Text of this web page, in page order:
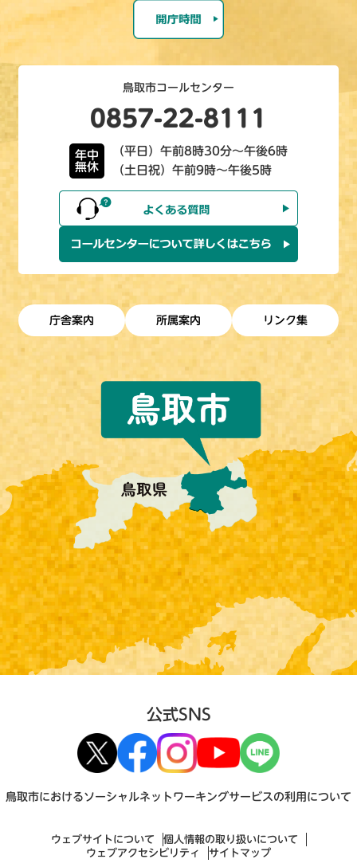
鳥取市コールセンター
0857-22-8111
年中
無休
（平日）午前8時30分～午後6時
（土日祝）午前9時～午後5時
庁舎案内 所属案内 リンク集
公式SNS
鳥取市におけるソーシャルネットワーキングサービスの利用について
ウェブサイトについて
個人情報の取り扱いについて
ウェブアクセシビリティ
サイトマップ